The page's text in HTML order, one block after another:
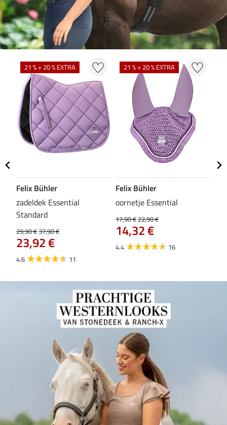
21 % + 20 % EXTRA
Felix Bühler
zadeldek Essential
Standard
29,90 €37,90 €
23,92 €
4.6 11
21 % + 20 % EXTRA
Felix Bühler
oornetje Essential
17,90 €22,90 €
14,32 €
4.4 16